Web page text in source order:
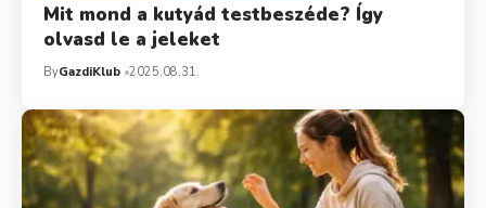
Mit mond a kutyád testbeszéde? Így
olvasd le a jeleket
ByGazdiKlub 2025.08.31.